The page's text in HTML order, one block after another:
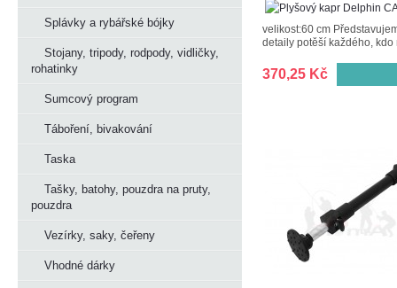
Splávky a rybářské bójky
Stojany, tripody, rodpody, vidličky,
rohatinky
Sumcový program
Táboření, bivakování
Taska
Tašky, batohy, pouzdra na pruty,
pouzdra
Vezírky, saky, čeřeny
Vhodné dárky
velikost:60 cm
detaily potěší každého, kdo
370,25 Kč